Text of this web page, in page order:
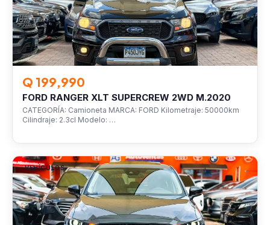
Q 199,990
FORD RANGER XLT SUPERCREW 2WD M.2020
CATEGORÍA: Camioneta MARCA: FORD Kilometraje: 50000km
Cilindraje: 2.3cl Modelo: …
VEHÍCULOS